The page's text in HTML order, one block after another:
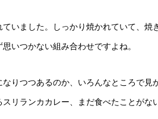
いました。しっかり焼かれていて、
いつかない組み合わせですよね。
りつつあるのか、いろんなところで
リランカカレー、まだ食べたことがな